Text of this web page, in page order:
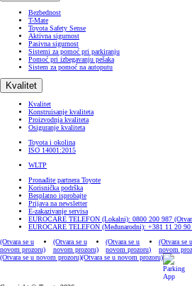
Bezbednost
T-Mate
Toyota Safety Sense
Aktivna sigurnost
Pasivna sigurnost
Sistemi za pomoć pri parkiranju
Pomoć pri izbegavanju pešaka
Sistem za pomoć na autoputu
Kvalitet
Kvalitet
Konstruisanje kvaliteta
Proizvodnja kvaliteta
Osiguranje kvaliteta
Toyota i okolina
ISO 14001:2015
WLTP
Pronađite partnera Toyote
Korisnička podrška
Besplatno isprobajte
Prijava na newsletter
E-zakazivanje servisa
EUROCARE TELEFON (Lokalni): 0800 200 987
EUROCARE TELEFON (Međunarodni): +381 11 20 90
(Otvara se u
novom prozoru)
(Otvara se u
novom prozoru)
(Otvara se u
novom prozoru)
(Otvara se u
novom
(Otvara se u novom prozoru)(Otvara se u novom prozoru)